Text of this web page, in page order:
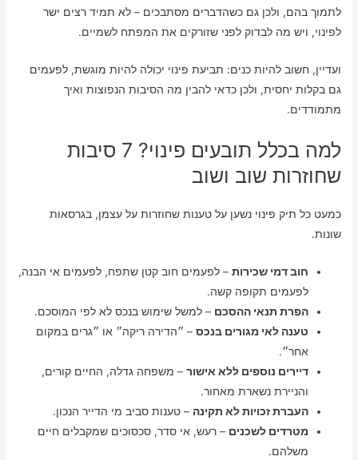
לתמוך בהם, ולכן גם כשהדברים מסתבכים – לא תמיד רצים ישר
לפינוי, ויש מה לבדוק לפני שזורקים את המפתח לשמיים.
ועדיין, חשוב להיות כנים: תביעת פינוי יכולה להיות מוגשת, לפעמים
גם בקלות יחסית, ולכן כדאי להבין מה הסיבות הנפוצות ואיך
מתמודדים.
למה בכלל תובעים פינוי? 7 סיבות
שחוזרות שוב ושוב
כמעט כל תיק פינוי נשען על טענות שחוזרות על עצמן, בגרסאות
שונות.
חוב דמי שכירות – לפעמים חוב קטן שתפח, לפעמים אי הבנה,
לפעמים תקופה קשה.
הפרת תנאי ההסכם – למשל שימוש בנכס לא לפי המוסכם.
טענה לאי מגורים בנכס – ״הדירה ריקה״ או ״גרים במקום
אחר״.
דיירים נוספים ללא אישור – משפחה גדלה, החיים קורים,
והניירת נשארת מאחור.
העברת זכויות לא תקינה – טענות סביב מי הדייר הנכון.
מטרדים לשכנים – רעש, אי סדר, סכסוכים שמקבלים חיים
משלהם.